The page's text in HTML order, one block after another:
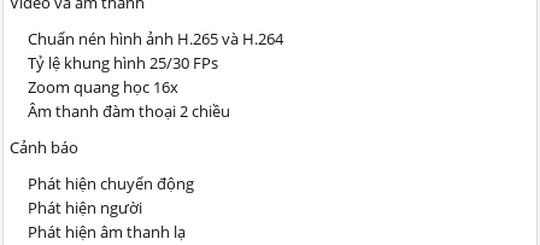
Chuẩn nén hình ảnh H.265 và H.264
Tỷ lệ khung hình 25/30 FPs
Zoom quang học 16x
Âm thanh đàm thoại 2 chiều
Cảnh báo
Phát hiện chuyển động
Phát hiện người
Phát hiện âm thanh lạ